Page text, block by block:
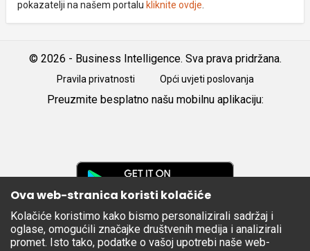
pokazatelji na našem portalu kliknite ovdje
© 2026 - Business Intelligence. Sva prava pridržana.
Pravila privatnosti Opći uvjeti poslovanja
Preuzmite besplatno našu mobilnu aplikaciju:
Apple
Store
Ova web-stranica koristi kolačiće
Kolačiće koristimo kako bismo personalizirali sadržaj i
oglase, omogućili značajke društvenih medija i analizirali
promet. Isto tako, podatke o vašoj upotrebi naše web-